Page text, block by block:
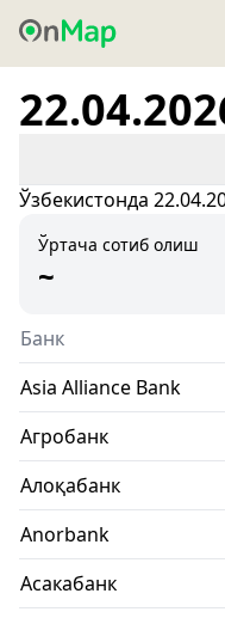
Ўзбекистонда
Ўртача сотиб олиш
~
Банк
Asia Alliance Bank
Агробанк
Алоқабанк
Anorbank
Асакабанк